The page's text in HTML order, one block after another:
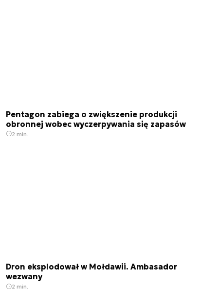
Pentagon zabiega o zwiększenie produkcji
obronnej wobec wyczerpywania się zapasów
2 min.
Dron eksplodował w Mołdawii. Ambasador
wezwany
2 min.